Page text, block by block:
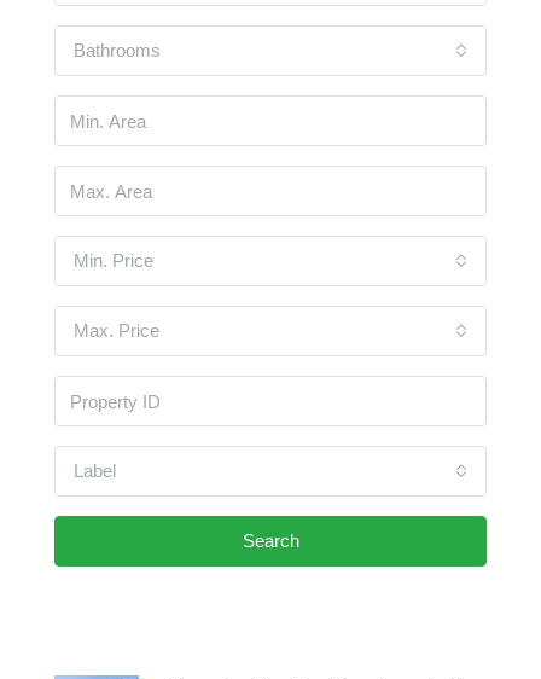
Bathrooms
Min. Price
Max. Price
Label
Search